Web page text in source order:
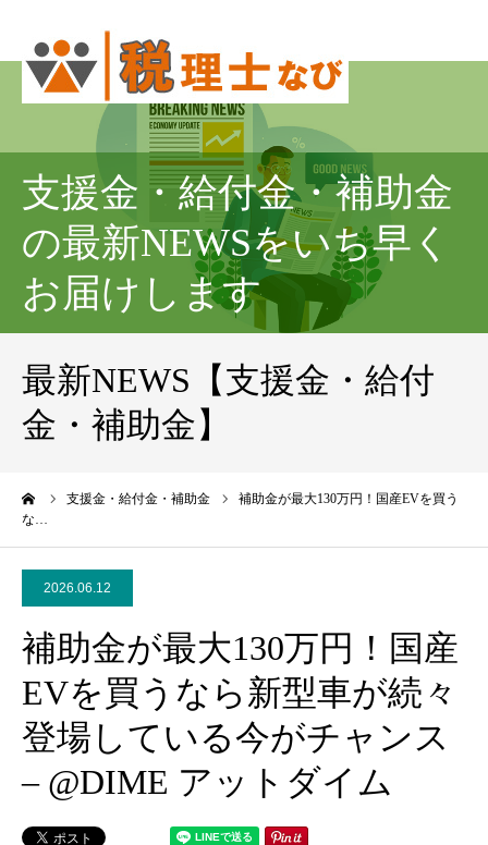
支援金・給付金・補助金
の最新NEWSをいち早く
お届けします
最新NEWS【支援金・給付
金・補助金】
支援金・給付金・補助金
補助金が最大130万円！国産EVを買う
な…
2026.06.12
補助金が最大130万円！国産
EVを買うなら新型車が続々
登場している今がチャンス
– @DIME アットダイム